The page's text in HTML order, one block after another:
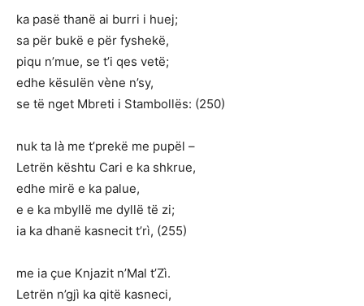
ka pasë thanë ai burri i huej;
sa për bukë e për fyshekë,
piqu n’mue, se t’i qes vetë;
edhe kësulën vène n’sy,
se të nget Mbreti i Stambollës: (250)
nuk ta là me t’prekë me pupël –
Letrën kështu Cari e ka shkrue,
edhe mirë e ka palue,
e e ka mbyllë me dyllë të zi;
ia ka dhanë kasnecit t’rì, (255)
me ia çue Knjazit n’Mal t’Zì.
Letrën n’gjì ka qitë kasneci,